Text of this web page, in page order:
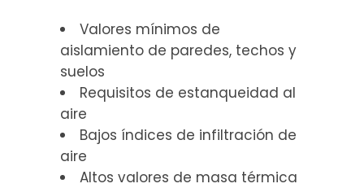
Valores mínimos de
aislamiento de paredes, techos y
suelos
Requisitos de estanqueidad al
aire
Bajos índices de infiltración de
aire
Altos valores de masa térmica